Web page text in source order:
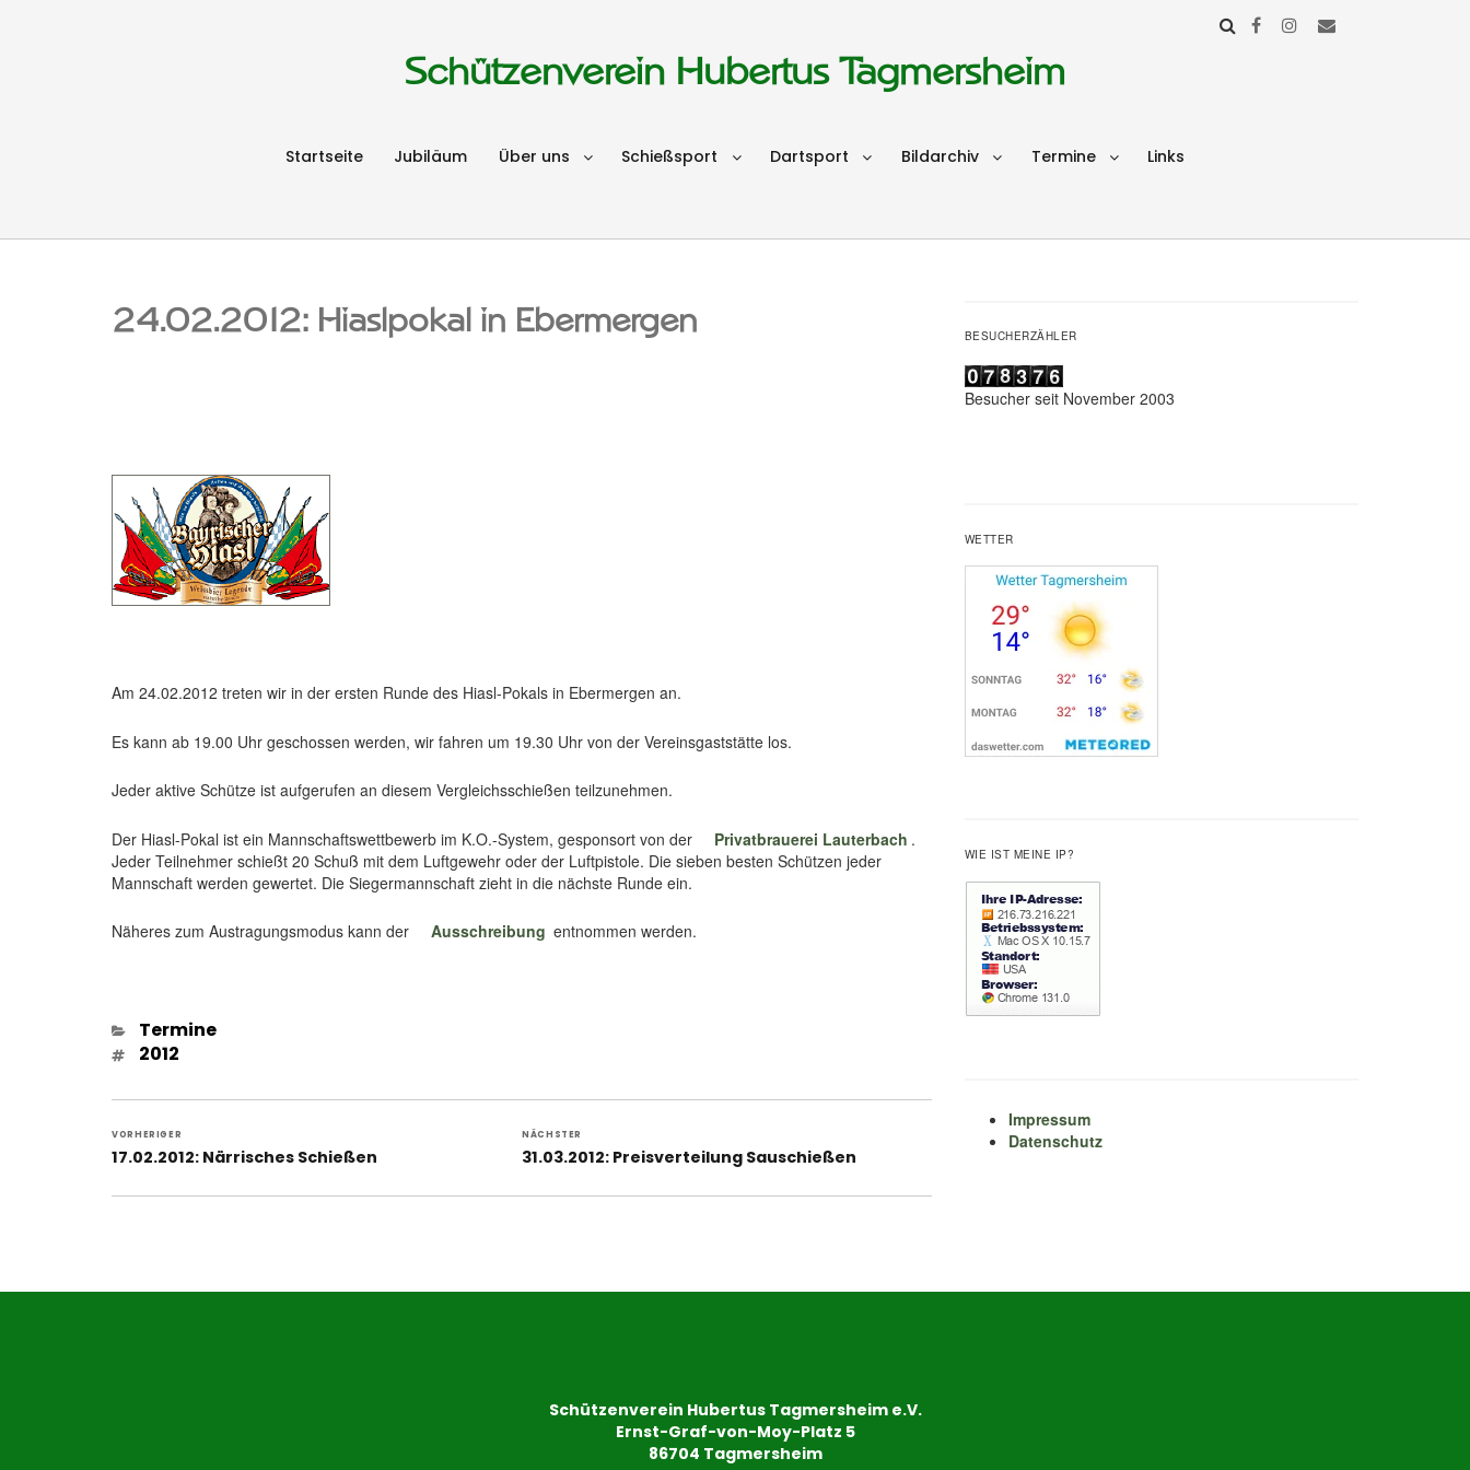
Schützenverein Hubertus Tagmersheim
Startseite Jubiläum Über uns Schießsport Dartsport Bildarchiv Termine Links
24.02.2012: Hiaslpokal in Ebermergen
Am 24.02.2012 treten wir in der ersten Runde des Hiasl-Pokals in Ebermergen an.
Es kann ab 19.00 Uhr geschossen werden, wir fahren um 19.30 Uhr von der Vereinsgaststätte los.
Jeder aktive Schütze ist aufgerufen an diesem Vergleichsschießen teilzunehmen.
Der Hiasl-Pokal ist ein Mannschaftswettbewerb im K.O.-System, gesponsort von der Privatbrauerei Lauterbach .
Jeder Teilnehmer schießt 20 Schuß mit dem Luftgewehr oder der Luftpistole. Die sieben besten Schützen jeder
Mannschaft werden gewertet. Die Siegermannschaft zieht in die nächste Runde ein.
Näheres zum Austragungsmodus kann der Ausschreibung entnommen werden.
Kategorien
Termine
Schlagwörter
2012
VORHERIGER
Vorheriger
17.02.2012: Närrisches Schießen
NÄCHSTER
Nächster
31.03.2012: Preisverteilung Sauschießen
BESUCHERZÄHLER
Besucher seit November 2003
WETTER
WIE IST MEINE IP?
Impressum
Datenschutz
Schützenverein Hubertus Tagmersheim e.V.
Ernst-Graf-von-Moy-Platz 5
86704 Tagmersheim